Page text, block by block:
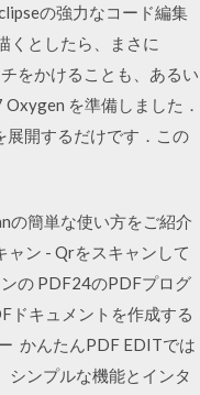
の強力なコード編集
くとしたら、まさに
をかけることも、あるい
を準備しました．
展開するだけです．この
の簡単な使い方をご紹介
ャン - Qrをスキャンして
の PDF24のPDFプログ
ドキュメントを作成する
かんたんPDF EDITでは
シンプルな機能とインタ